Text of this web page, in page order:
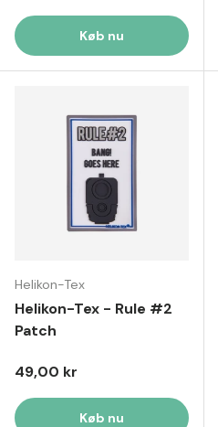
Køb nu
Helikon-Tex
Helikon-Tex - Rule #2
Patch
Normal pris
49,00 kr
Køb nu